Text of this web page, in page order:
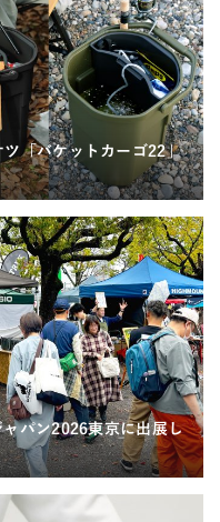
ツ「バケットカーゴ22」
パン2026東京に出展し